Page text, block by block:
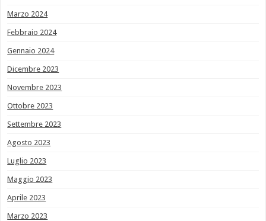
Marzo 2024
Febbraio 2024
Gennaio 2024
Dicembre 2023
Novembre 2023
Ottobre 2023
Settembre 2023
Agosto 2023
Luglio 2023
Maggio 2023
Aprile 2023
Marzo 2023